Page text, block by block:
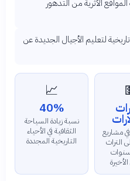
الأثرية من التدهور
لتعليم الأجيال الجديدة عن
مشاريع
التراث
📈
40%
نسبة زيادة السياحة
الثقافية في الأحياء
التاريخية المجددة